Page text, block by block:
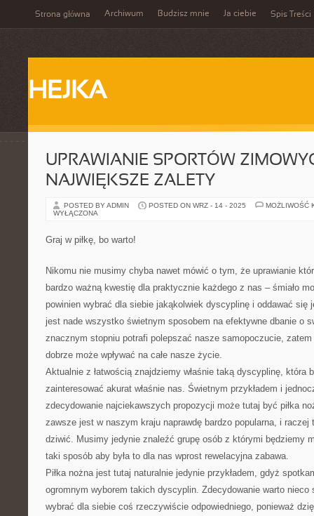
Strona główna Archiwum Budzisz mnie Ja ciebie Spis Treści
HEJKA
UPRAWIANIE SPORTÓW
NAJWIĘKSZE ZALETY
POSTED BY ADMIN POSTED ON WRZ - 14 - 2025
MOŻLIWOŚĆ
WYŁĄCZONA
Graj w piłkę, bo warto!
Nikomu nie musimy chyba nawet mówić o tym, że uprawianie
bardzo ważną kwestię dla praktycznie każdego z nas – śmiało
powinien wybrać dla siebie jakąkolwiek dyscyplinę i oddawać się
jest nade wszystko świetnym sposobem na efektywne dbanie o
znacznym stopniu potrafi polepszać nasze samopoczucie,
dobrze może wpływać na całe nasze życie.
Aktualnie z łatwością znajdziemy właśnie taką dyscyplinę, która
zainteresować akurat właśnie nas. Świetnym przykładem i
zdecydowanie najciekawszych propozycji może tutaj być piłka
zawsze jest w naszym kraju naprawdę bardzo popularna, i raczej
dziwić. Musimy jedynie znaleźć grupę osób z którymi będziemy
taki sposób aby była to dla nas wprost rewelacyjna zabawa.
Piłka nożna jest tutaj naturalnie jedynie przykładem, gdyż
ogromnym wyborem takich dyscyplin. Zdecydowanie warto
wybrać dla siebie coś rzeczywiście odpowiedniego, ponieważ